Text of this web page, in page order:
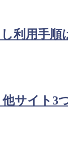
利用手順
サイト3